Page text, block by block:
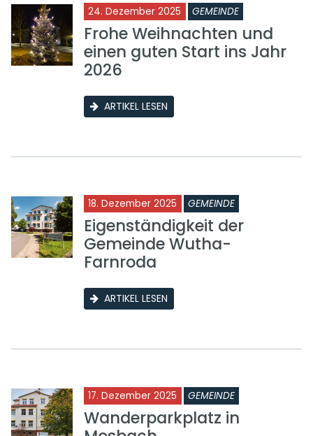
24. Dezember 2025 GEMEINDE
Frohe Weihnachten und
einen guten Start ins Jahr
2026
ARTIKEL LESEN
18. Dezember 2025 GEMEINDE
Eigenständigkeit der
Gemeinde Wutha-
Farnroda
ARTIKEL LESEN
17. Dezember 2025 GEMEINDE
Wanderparkplatz in